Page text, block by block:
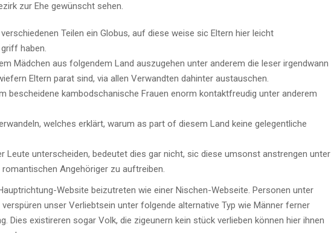
zur Ehe gewünscht sehen.
Teilen ein Globus, auf diese weise sic Eltern hier leicht
haben.
Mädchen aus folgendem Land auszugehen unter anderem die leser irgendwann
Eltern parat sind, via allen Verwandten dahinter austauschen.
bescheidene kambodschanische Frauen enorm kontaktfreudig unter anderem
welches erklärt, warum as part of diesem Land keine gelegentliche
Leute unterscheiden, bedeutet dies gar nicht, sic diese umsonst anstrengen unter
Angehöriger zu auftreiben.
Website beizutreten wie einer Nischen-Webseite. Personen unter
unser Verliebtsein unter folgende alternative Typ wie Männer ferner
Dies existireren sogar Volk, die zigeunern kein stück verlieben können hier ihnen